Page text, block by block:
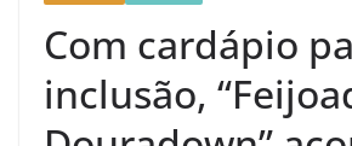
Com cardápio
inclusão,